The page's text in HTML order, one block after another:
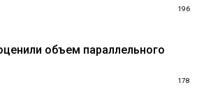
196
объем параллельного
178